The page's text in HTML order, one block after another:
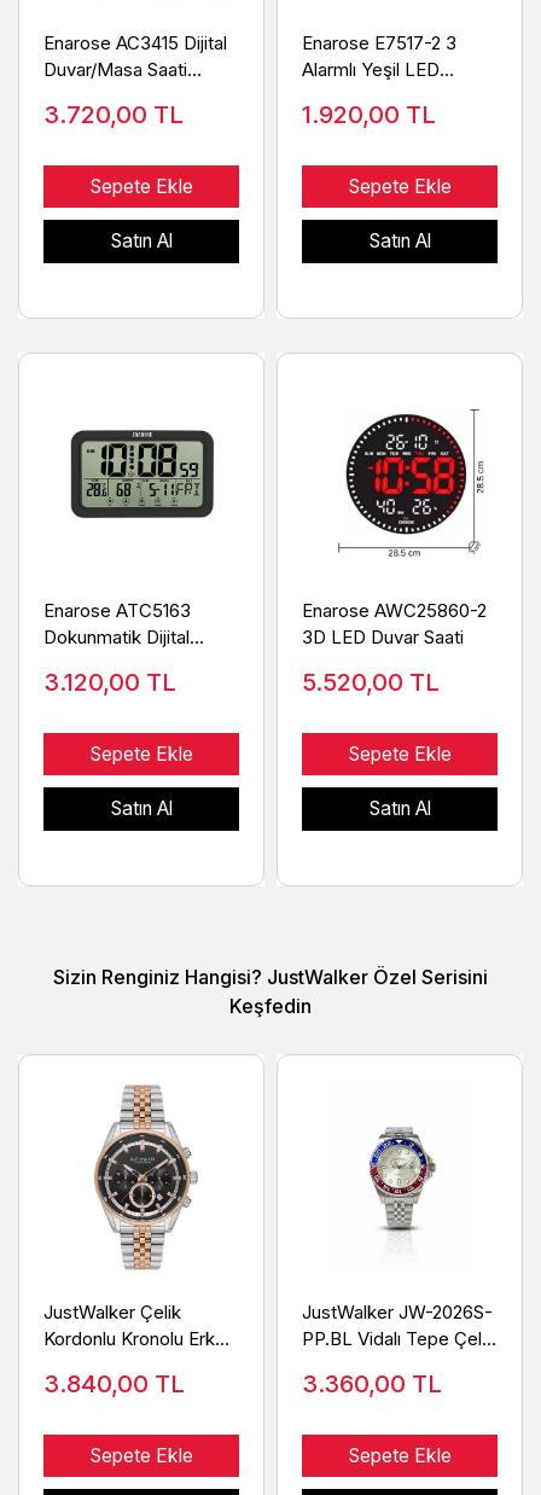
Enarose AC3415 Dijital
Duvar/Masa Saati
3.720,00 TL
Sepete Ekle
Satın Al
Enarose E7517-2 3
Alarmlı Yeşil LED
Saati
1.920,00 TL
Sepete Ekle
Satın Al
Enarose ATC5163
Dokunmatik Dijital
Sıcaklık Nem
3.120,00 TL
Sepete Ekle
Satın Al
Enarose AWC25860-2
3D LED Duvar Saati
5.520,00 TL
Sepete Ekle
Satın Al
Sizin Renginiz Hangisi? JustWalker Özel Serisini
Keşfedin
JustWalker Çelik
Kordonlu Kronolu Erkek
3.840,00 TL
Sepete Ekle
JustWalker JW-2026S-
PP.BL Vidalı Tepe Çelik
3.360,00 TL
Sepete Ekle